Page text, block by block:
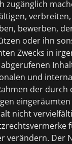
zugänglich
bewerben,
oder ihn
Zwecks in
und
der durch
nicht
verändern. Der